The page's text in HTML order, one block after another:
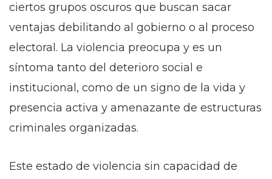
ciertos grupos oscuros que buscan sacar
ventajas debilitando al gobierno o al proceso
electoral. La violencia preocupa y es un
síntoma tanto del deterioro social e
institucional, como de un signo de la vida y
presencia activa y amenazante de estructuras
criminales organizadas.
Este estado de violencia sin capacidad de